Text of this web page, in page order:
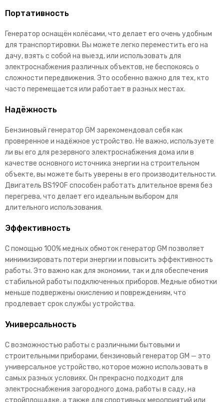
Портативность
Генератор оснащён колёсами, что делает его очень удобным
для транспортировки. Вы можете легко переместить его на
дачу, взять с собой на выезд, или использовать для
электроснабжения различных объектов, не беспокоясь о
сложности передвижения. Это особенно важно для тех, кто
часто перемещается или работает в разных местах.
Надёжность
Бензиновый генератор GM зарекомендовал себя как
проверенное и надёжное устройство. Не важно, используете
ли вы его для резервного электроснабжения дома или в
качестве основного источника энергии на строительном
объекте, вы можете быть уверены в его производительности.
Двигатель BS190F способен работать длительное время без
перегрева, что делает его идеальным выбором для
длительного использования.
Эффективность
С помощью 100% медных обмоток генератор GM позволяет
минимизировать потери энергии и повысить эффективность
работы. Это важно как для экономии, так и для обеспечения
стабильной работы подключенных приборов. Медные обмотки
меньше подвержены окислению и повреждениям, что
продлевает срок службы устройства.
Универсальность
С возможностью работы с различными бытовыми и
строительными приборами, бензиновый генератор GM — это
универсальное устройство, которое можно использовать в
самых разных условиях. Он прекрасно подходит для
электроснабжения загородного дома, работы в саду, на
стройплощадке, а также для спортивных мероприятий или